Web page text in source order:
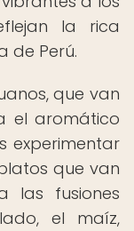
la rica
de Perú.
que van
el aromático
experimentar
que van
las fusiones
el maíz,